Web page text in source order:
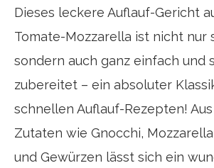
Dieses leckere Auflauf-Gericht
Tomate-Mozzarella ist nicht nur
sondern auch ganz einfach und
zubereitet – ein absoluter
schnellen Auflauf-Rezepten!
Zutaten wie Gnocchi,
und Gewürzen lässt sich ein